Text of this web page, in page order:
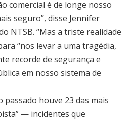
comercial é de longe nosso
seguro”, disse Jennifer
NTSB. “Mas a triste realidade
“nos levar a uma tragédia,
recorde de segurança e
em nosso sistema de
passado houve 23 das mais
— incidentes que